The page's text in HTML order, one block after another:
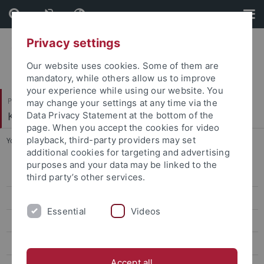
Skip
to
content
Skip
to
footer
Philosophische Fakultät
Koreanistik
You are here: Startseite ... Lehre Bachelor WiSe 2023/24
Lehre Master SoSe26
Lehre Bachelor WiSe 2025/26
Privacy settings
Our website uses cookies. Some of them are
mandatory, while others allow us to improve
your experience while using our website. You
may change your settings at any time via the
Data Privacy Statement at the bottom of the
page. When you accept the cookies for video
playback, third-party providers may set
additional cookies for targeting and advertising
purposes and your data may be linked to the
third party’s other services.
Essential Videos